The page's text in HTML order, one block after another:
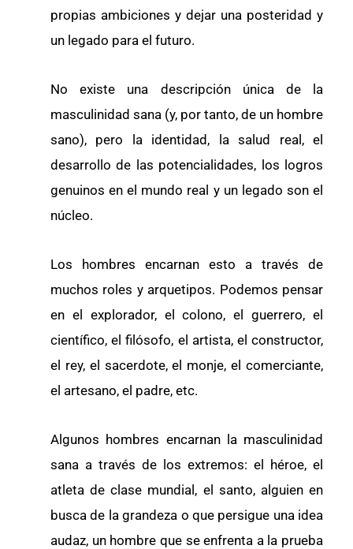
propias ambiciones y dejar una posteridad y
un legado para el futuro.
No existe una descripción única de la
masculinidad sana (y, por tanto, de un hombre
sano), pero la identidad, la salud real, el
desarrollo de las potencialidades, los logros
genuinos en el mundo real y un legado son el
núcleo.
Los hombres encarnan esto a través de
muchos roles y arquetipos. Podemos pensar
en el explorador, el colono, el guerrero, el
científico, el filósofo, el artista, el constructor,
el rey, el sacerdote, el monje, el comerciante,
el artesano, el padre, etc.
Algunos hombres encarnan la masculinidad
sana a través de los extremos: el héroe, el
atleta de clase mundial, el santo, alguien en
busca de la grandeza o que persigue una idea
audaz, un hombre que se enfrenta a la prueba